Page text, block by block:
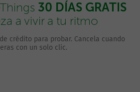
30 DÍAS GRATIS
a vivir a tu ritmo
crédito para probar. Cancela cuando
con un solo clic.